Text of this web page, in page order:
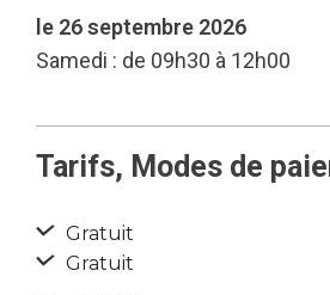
le 26 septembre 2026
Samedi : de 09h30 à 12h00
Tarifs, Modes de
Gratuit
Gratuit